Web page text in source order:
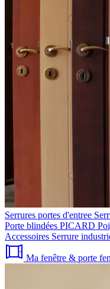
Serrures portes d'entree
Porte blindées PICARD
Accessoires Serrure
Ma fenêtre & porte